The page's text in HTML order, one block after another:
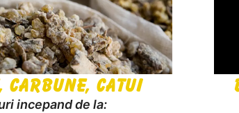
Carbune, Catui
incepand de la: